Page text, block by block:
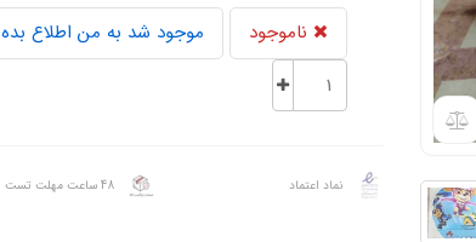
ناموجود موجود شد به من اطلاع بده
نماد اعتماد 48 ساعت مهلت تست